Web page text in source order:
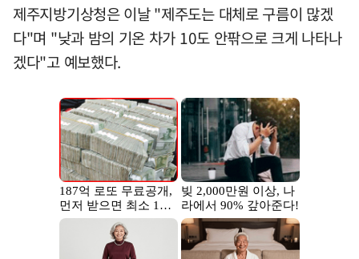
제주지방기상청은 이날 "제주도는 대체로 구름이 많겠
다"며 "낮과 밤의 기온 차가 10도 안팎으로 크게 나타나
겠다"고 예보했다.